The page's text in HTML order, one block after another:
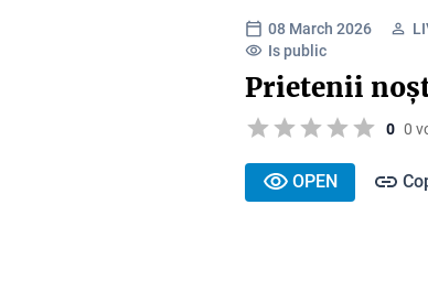
08 March 2026
Is public
Prietenii
0 0
OPEN